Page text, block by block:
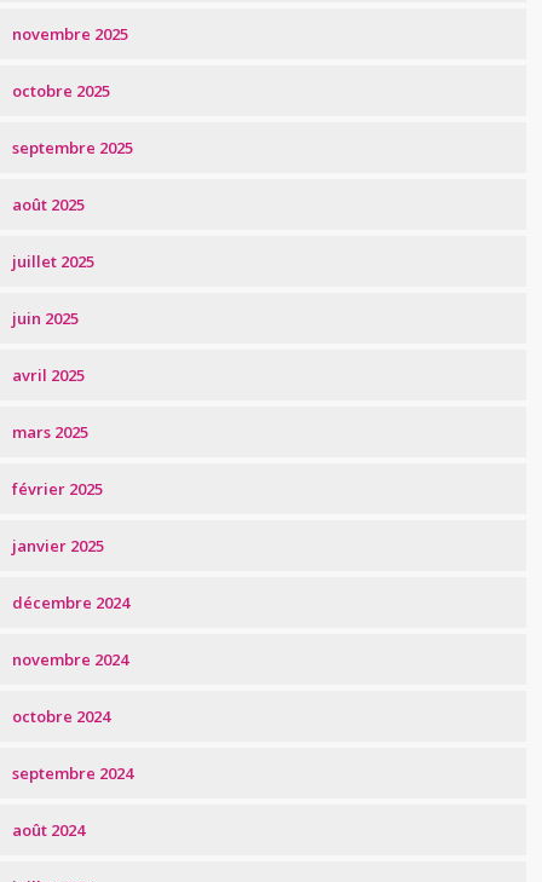
novembre 2025
octobre 2025
septembre 2025
août 2025
juillet 2025
juin 2025
avril 2025
mars 2025
février 2025
janvier 2025
décembre 2024
novembre 2024
octobre 2024
septembre 2024
août 2024